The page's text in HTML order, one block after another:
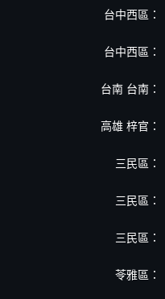
台中西區：
台中西區：
台南 台南：
高雄 梓官：
三民區：
三民區：
三民區：
苓雅區：